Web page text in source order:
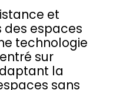
et
des espaces
technologie
sur
la
sans